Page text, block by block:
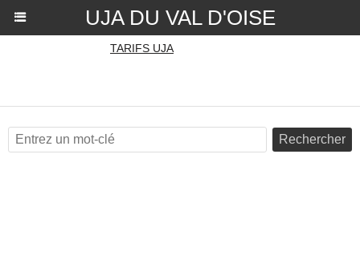
UJA DU VAL D'OISE
TARIFS UJA
Rechercher